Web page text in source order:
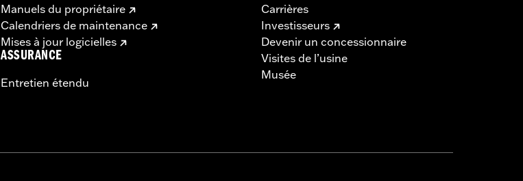
Manuels du propriétaire
Calendriers de maintenance
Mises à jour logicielles
ASSURANCE
Entretien étendu
Carrières
Investisseurs
Devenir un concessionnaire
Visites de l’usine
Musée